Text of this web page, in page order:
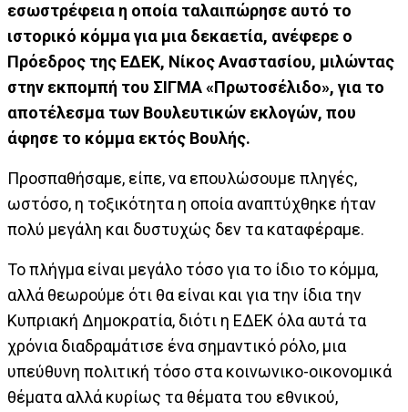
εσωστρέφεια η οποία ταλαιπώρησε αυτό το
ιστορικό κόμμα για μια δεκαετία, ανέφερε ο
Πρόεδρος της ΕΔΕΚ, Νίκος Αναστασίου, μιλώντας
στην εκπομπή του ΣΙΓΜΑ «Πρωτοσέλιδο», για το
αποτέλεσμα των Βουλευτικών εκλογών, που
άφησε το κόμμα εκτός Βουλής.
Προσπαθήσαμε, είπε, να επουλώσουμε πληγές,
ωστόσο, η τοξικότητα η οποία αναπτύχθηκε ήταν
πολύ μεγάλη και δυστυχώς δεν τα καταφέραμε.
Το πλήγμα είναι μεγάλο τόσο για το ίδιο το κόμμα,
αλλά θεωρούμε ότι θα είναι και για την ίδια την
Κυπριακή Δημοκρατία, διότι η ΕΔΕΚ όλα αυτά τα
χρόνια διαδραμάτισε ένα σημαντικό ρόλο, μια
υπεύθυνη πολιτική τόσο στα κοινωνικο-οικονομικά
θέματα αλλά κυρίως τα θέματα του εθνικού,